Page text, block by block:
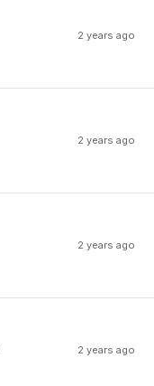
2 years ago
2 years ago
2 years ago
2 years ago